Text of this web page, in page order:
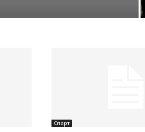
Спорт